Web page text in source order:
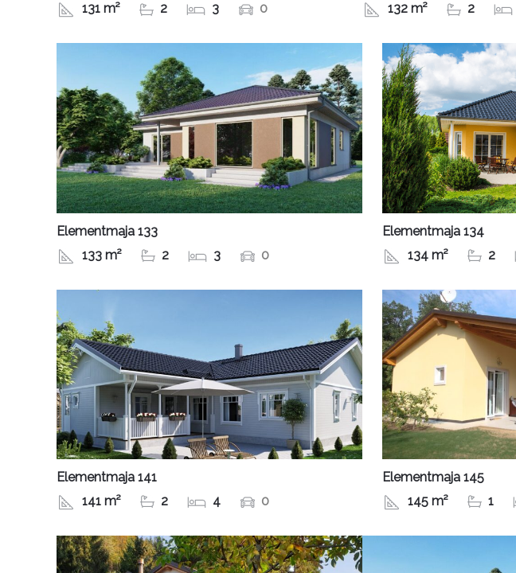
131 m²
2 3 0
132 m²
2
Elementmaja 133
133 m²
2 3 0
Elementmaja 134
134 m²
2
Elementmaja 141
141 m²
2 4 0
Elementmaja 145
145 m²
1